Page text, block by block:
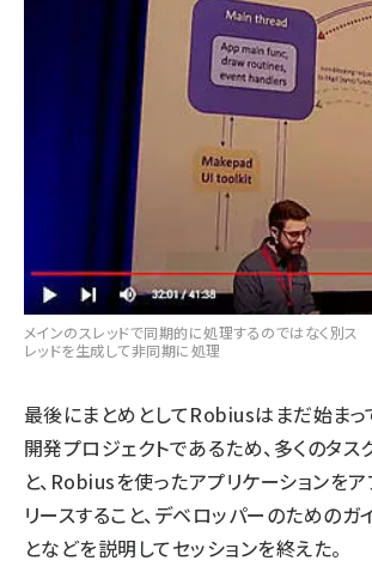
メインのスレッドで同期的に処理するのではなく別ス
レッドを生成して非同期に処理
最後にまとめとしてRobiusはまだ始ま
開発プロジェクトであるため、多くのタス
と、Robiusを使ったアプリケーションをア
リースすること、デベロッパーのためのガ
となどを説明してセッションを終えた。